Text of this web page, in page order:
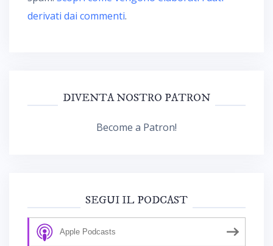
derivati dai commenti.
DIVENTA NOSTRO PATRON
Become a Patron!
SEGUI IL PODCAST
Apple Podcasts